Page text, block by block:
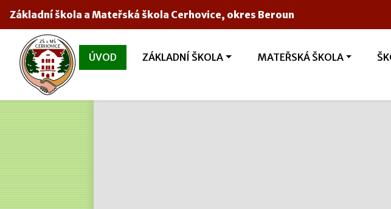
Základní škola a Mateřská škola Cerhovice, okres Beroun
ÚVOD ZÁKLADNÍ ŠKOLA MATEŘSKÁ ŠKOLA